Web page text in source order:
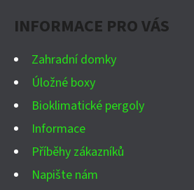
INFORMACE PRO VÁS
Zahradní domky
Úložné boxy
Bioklimatické pergoly
Informace
Příběhy zákazníků
Napište nám